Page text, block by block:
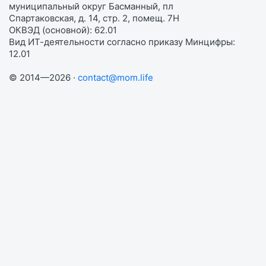
муниципальный округ Басманный, пл
Спартаковская, д. 14, стр. 2, помещ. 7Н
ОКВЭД (основной): 62.01
Вид ИТ-деятельности согласно приказу Минцифры:
12.01
© 2014—2026 · contact@mom.life